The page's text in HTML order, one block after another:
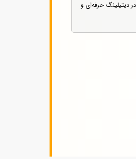
دیتیلینگ حرفه‌ای و